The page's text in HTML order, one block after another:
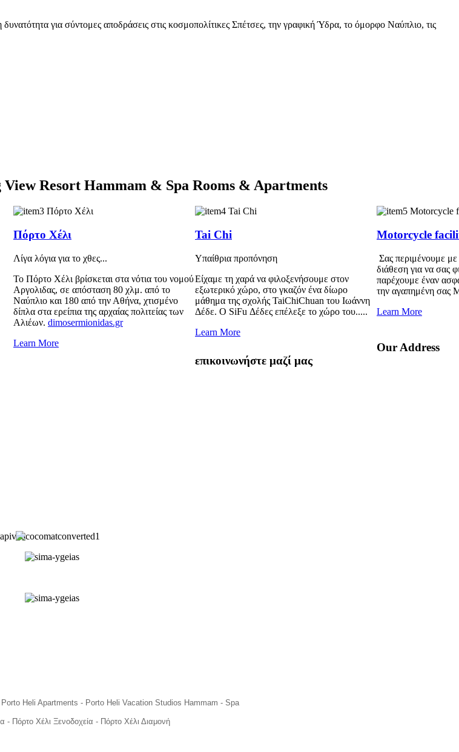
για σύντομες αποδράσεις στις κοσμοπολίτικες Σπέτσες, την γραφική Ύδρα, το όμορφο Ναύπλιο, τις
Resort Hammam & Spa Rooms & Apartments
Πόρτο Χέλι
Λίγα λόγια για το χθες...
Το Πόρτο Χέλι βρίσκεται στα νότια του νομού
Αργολιδας, σε απόσταση 80 χλμ. από το
Ναύπλιο και 180 από την Αθήνα, χτισμένο
δίπλα στα ερείπια της αρχαίας πολιτείας των
Αλιέων. dimosermionidas.gr
Learn More
Tai Chi
Υπαίθρια προπόνηση
Είχαμε τη χαρά να φιλοξενήσουμε στον
εξωτερικό χώρο, στο γκαζόν ένα δίωρο
μάθημα της σχολής TaiChiChuan του Ιωάννη
Δέδε. Ο SiFu Δέδες επέλεξε το χώρο του.....
Learn More
Motorcycle
Σας περιμένουμε
διάθεση για να σας
παρέχουμε έναν
την αγαπημένη σας
Learn More
Our Address
επικοινωνήστε μαζί μας
Heli Apartments - Porto Heli Vacation Studios Hammam - Spa
- Πόρτο Χέλι Ξενοδοχεία - Πόρτο Χέλι Διαμονή